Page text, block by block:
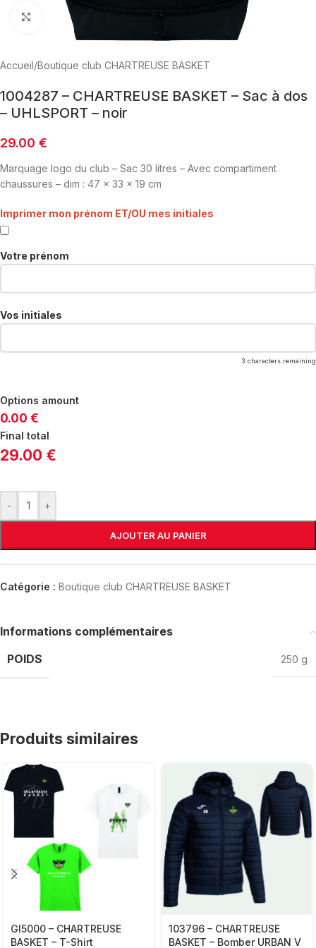
Click to enlarge
Accueil/Boutique club CHARTREUSE BASKET
1004287 – CHARTREUSE BASKET – Sac à dos
– UHLSPORT – noir
29.00 €
Marquage logo du club – Sac 30 litres – Avec compartiment
chaussures – dim : 47 x 33 x 19 cm
Imprimer mon prénom ET/OU mes initiales
Votre prénom
Vos initiales
3 characters remaining
Options amount
0.00 €
Final total
29.00 €
- +
AJOUTER AU PANIER
Catégorie : Boutique club CHARTREUSE BASKET
Informations complémentaires
POIDS
250 g
Produits similaires
GI5000 – CHARTREUSE
BASKET – T-Shirt
103796 – CHARTREUSE
BASKET – Bomber URBAN V